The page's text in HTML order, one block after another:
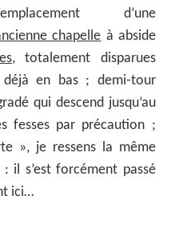
d’une
chapelle à abside
, totalement disparues
déjà en bas ; demi-tour
qui descend jusqu’au
fesses par précaution ;
», je ressens la même
il s’est forcément passé
ici…